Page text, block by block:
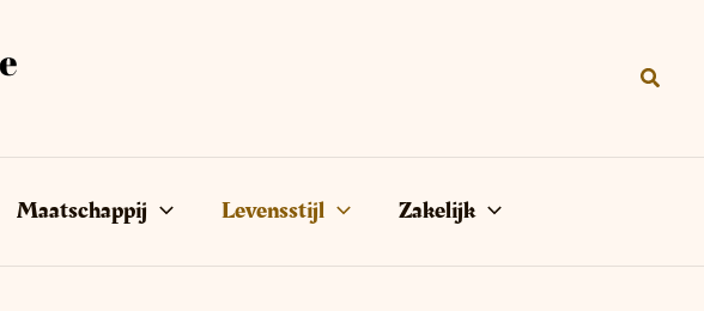
Maatschappij Levensstijl Zakelijk